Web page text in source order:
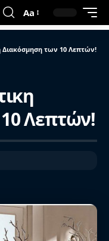
Aa
Διακόσμηση των 10 Λεπτών!
Λεπτών!